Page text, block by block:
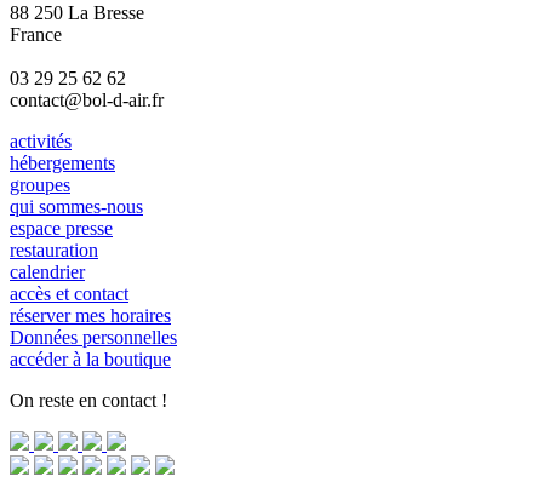
88 250 La Bresse
France
03 29 25 62 62
contact@bol-d-air.fr
activités
hébergements
groupes
qui sommes-nous
espace presse
restauration
calendrier
accès et contact
réserver mes horaires
Données personnelles
accéder à la boutique
On reste en contact !